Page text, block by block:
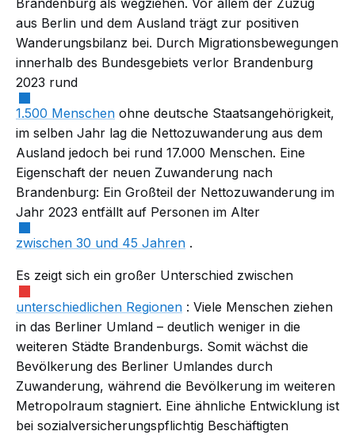
aus Berlin und dem Ausland trägt zur positiven
Wanderungsbilanz bei. Durch Migrationsbewegungen
innerhalb des Bundesgebiets verlor Brandenburg
2023 rund
1.500 Menschen ohne deutsche Staatsangehörigkeit,
im selben Jahr lag die Nettozuwanderung aus dem
Ausland jedoch bei rund 17.000 Menschen. Eine
Eigenschaft der neuen Zuwanderung nach
Brandenburg: Ein Großteil der Nettozuwanderung im
Jahr 2023 entfällt auf Personen im Alter
zwischen 30 und 45 Jahren .
Es zeigt sich ein großer Unterschied zwischen
unterschiedlichen Regionen : Viele Menschen ziehen
in das Berliner Umland – deutlich weniger in die
weiteren Städte Brandenburgs. Somit wächst die
Bevölkerung des Berliner Umlandes durch
Zuwanderung, während die Bevölkerung im weiteren
Metropolraum stagniert. Eine ähnliche Entwicklung ist
bei sozialversicherungspflichtig Beschäftigten